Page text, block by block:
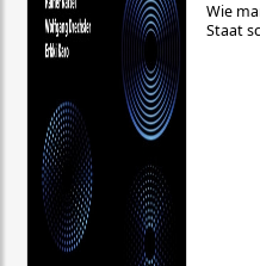
Wie
Staat